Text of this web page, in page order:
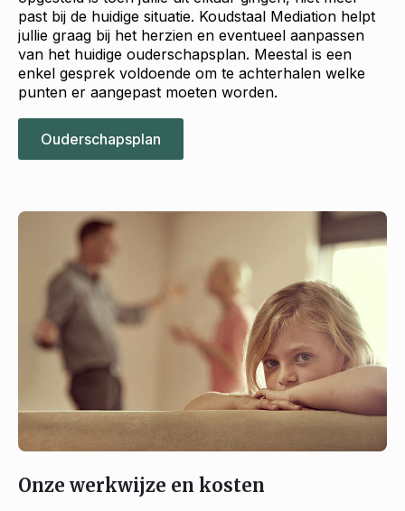
past bij de huidige situatie. Koudstaal Mediation helpt
jullie graag bij het herzien en eventueel aanpassen
van het huidige ouderschapsplan. Meestal is een
enkel gesprek voldoende om te achterhalen welke
punten er aangepast moeten worden.
Ouderschapsplan
Onze werkwijze en kosten